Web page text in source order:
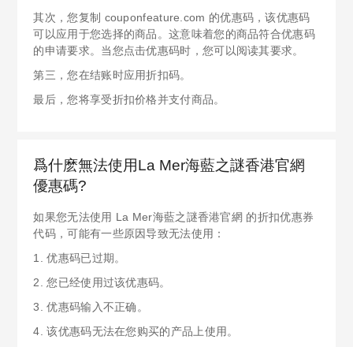
其次，您复制 couponfeature.com 的优惠码，该优惠码
可以应用于您选择的商品。这意味着您的商品符合优惠码
的申请要求。当您点击优惠码时，您可以阅读其要求。
第三，您在结账时应用折扣码。
最后，您将享受折扣价格并支付商品。
爲什麽無法使用La Mer海藍之謎香港官網
優惠碼?
如果您无法使用 La Mer海藍之謎香港官網 的折扣优惠券
代码，可能有一些原因导致无法使用：
1. 优惠码已过期。
2. 您已经使用过该优惠码。
3. 优惠码输入不正确。
4. 该优惠码无法在您购买的产品上使用。